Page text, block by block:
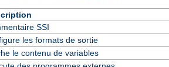
SSI
les formats de sortie
le contenu de variables